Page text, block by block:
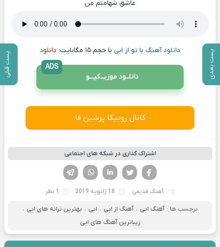
پست بعدی پست قبلی
عاشق شهامتم من
دانلود آهنگ با تو از ابی با حجم ۱۵ مگابایت: دانلود
دانلــود موزیــکیـــو
ADS
کانال روبیکا پرشین فا
اشتراک گذاری در شبکه های اجتماعی
لینکدین تویتر
فیسوک
آهنگ قدیمی 18 ژانویه 2019 1 نظر
برچسب ها : آهنگ ابی ، آهنگ از ابی ، ابی ، بهترین ترانه های ابی ،
زیباترین آهنگ های ابی